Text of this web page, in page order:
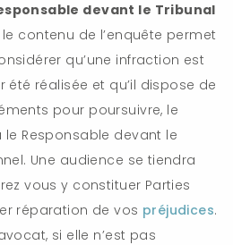
devant le Tribunal
le contenu de l’enquête permet
qu’une infraction est
été réalisée et qu’il dispose de
pour poursuivre, le
le Responsable devant le
Une audience se tiendra
vous y constituer Parties
réparation de vos préjudices.
si elle n’est pas